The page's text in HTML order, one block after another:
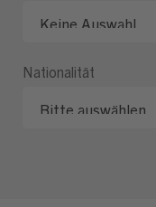
Nationalität